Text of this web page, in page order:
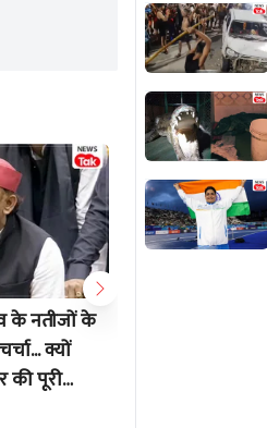
के नतीजों के
क्यों
की पूरी